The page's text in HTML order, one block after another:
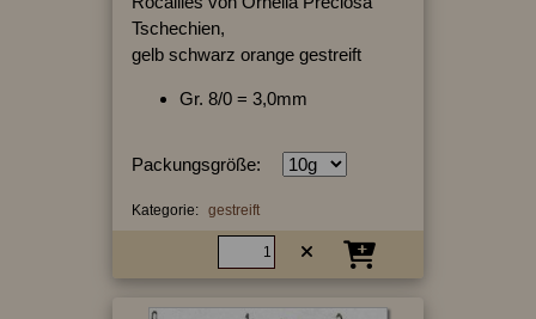
Tschechien,
gelb schwarz orange gestreift
Gr. 8/0 = 3,0mm
Packungsgröße:
Kategorie: gestreift